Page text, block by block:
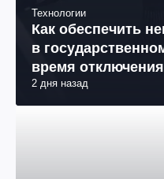
Технологии
Как обеспечить
в
время отключения
2 дня назад